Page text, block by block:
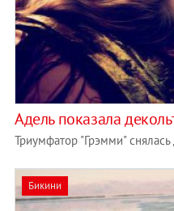
Адель показала
Триумфатор "Грэмми"
Бикини